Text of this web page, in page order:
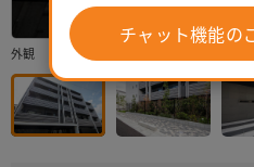
外観
チャット機能の